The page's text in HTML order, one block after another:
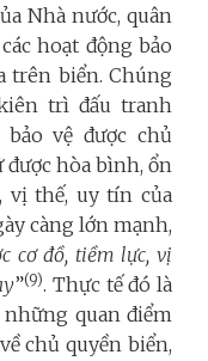
Nhà nước, quân
hoạt động bảo
trên biển. Chúng
trì đấu tranh
vệ được chủ
được hòa bình, ổn
, vị thế, uy tín của
càng lớn mạnh,
cơ đồ, tiềm lực, vị
”(9). Thực tế đó là
quan điểm
chủ quyền biển,